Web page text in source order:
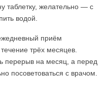
таблетку, желательно — с
водой.
приём
трёх месяцев.
перерыв на месяц, а перед
посоветоваться с врачом.